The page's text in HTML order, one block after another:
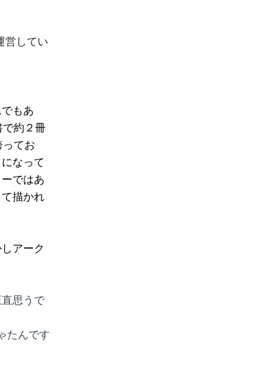
営してい
もあ
約２冊
てお
なって
ではあ
描かれ
アーク
思うで
たんです